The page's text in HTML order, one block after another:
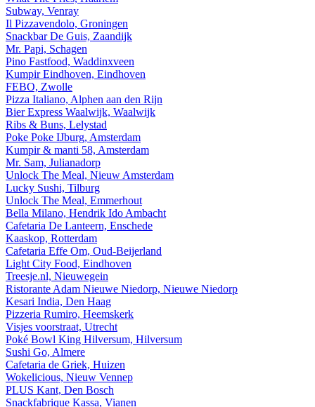
Subway, Venray
Il Pizzavendolo, Groningen
Snackbar De Guis, Zaandijk
Mr. Papi, Schagen
Pino Fastfood, Waddinxveen
Kumpir Eindhoven, Eindhoven
FEBO, Zwolle
Pizza Italiano, Alphen aan den Rijn
Bier Express Waalwijk, Waalwijk
Ribs & Buns, Lelystad
Poke Poke IJburg, Amsterdam
Kumpir & manti 58, Amsterdam
Mr. Sam, Julianadorp
Unlock The Meal, Nieuw Amsterdam
Lucky Sushi, Tilburg
Unlock The Meal, Emmerhout
Bella Milano, Hendrik Ido Ambacht
Cafetaria De Lanteern, Enschede
Kaaskop, Rotterdam
Cafetaria Effe Om, Oud-Beijerland
Light City Food, Eindhoven
Treesje.nl, Nieuwegein
Ristorante Adam Nieuwe Niedorp, Nieuwe Niedorp
Kesari India, Den Haag
Pizzeria Rumiro, Heemskerk
Visjes voorstraat, Utrecht
Poké Bowl King Hilversum, Hilversum
Sushi Go, Almere
Cafetaria de Griek, Huizen
Wokelicious, Nieuw Vennep
PLUS Kant, Den Bosch
Snackfabrique Kassa, Vianen